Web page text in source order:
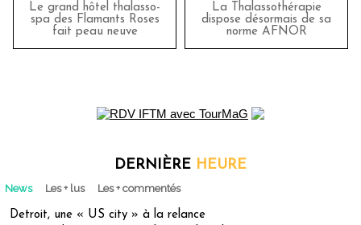
Le grand hôtel thalasso-
spa des Flamants Roses
fait peau neuve
La Thalassothérapie
dispose désormais de sa
norme AFNOR
DERNIÈRE HEURE
News Les + lus Les + commentés
Detroit, une « US city » à la relance